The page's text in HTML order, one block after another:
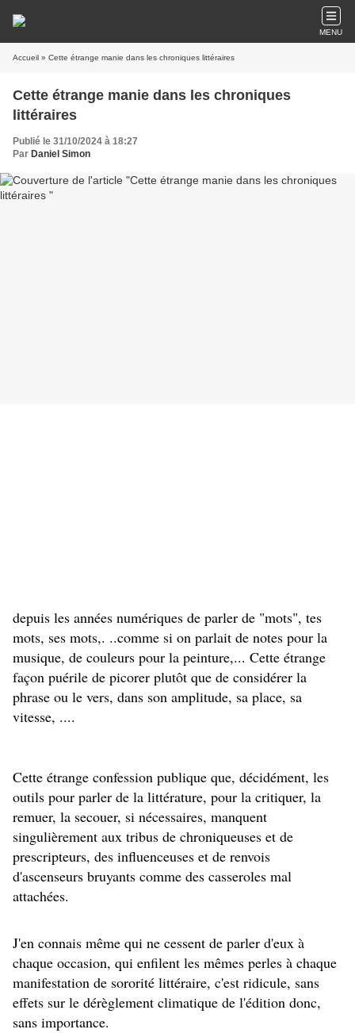
MENU
Accueil » Cette étrange manie dans les chroniques littéraires
Cette étrange manie dans les chroniques
littéraires
Publié le 31/10/2024 à 18:27
Par Daniel Simon
depuis les années numériques de parler de "mots", tes
mots, ses mots,. ..comme si on parlait de notes pour la
musique, de couleurs pour la peinture,... Cette étrange
façon puérile de picorer plutôt que de considérer la
phrase ou le vers, dans son amplitude, sa place, sa
vitesse, ....
Cette étrange confession publique que, décidément, les
outils pour parler de la littérature, pour la critiquer, la
remuer, la secouer, si nécessaires, manquent
singulièrement aux tribus de chroniqueuses et de
prescripteurs, des influenceuses et de renvois
d'ascenseurs bruyants comme des casseroles mal
attachées.
J'en connais même qui ne cessent de parler d'eux à
chaque occasion, qui enfilent les mêmes perles à chaque
manifestation de sororité littéraire, c'est ridicule, sans
effets sur le dérèglement climatique de l'édition donc,
sans importance.